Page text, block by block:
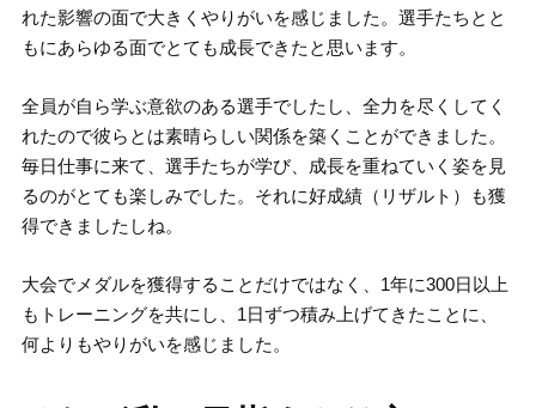
れた影響の面で大きくやりがいを感じました。選手たちとと
もにあらゆる面でとても成長できたと思います。
全員が自ら学ぶ意欲のある選手でしたし、全力を尽くしてく
れたので彼らとは素晴らしい関係を築くことができました。
毎日仕事に来て、選手たちが学び、成長を重ねていく姿を見
るのがとても楽しみでした。それに好成績（リザルト）も獲
得できましたしね。
大会でメダルを獲得することだけではなく、1年に300日以上
もトレーニングを共にし、1日ずつ積み上げてきたことに、
何よりもやりがいを感じました。